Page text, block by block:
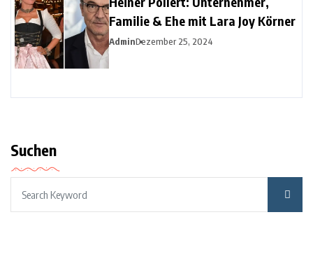
Familie & Ehe mit Lara Joy Körner
AdminDezember 25, 2024
Suchen